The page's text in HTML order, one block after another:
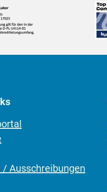
/ Ausschreibungen